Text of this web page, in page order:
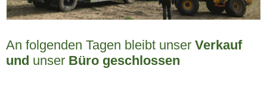
An folgenden Tagen bleibt unser Verkauf
und unser Büro geschlossen